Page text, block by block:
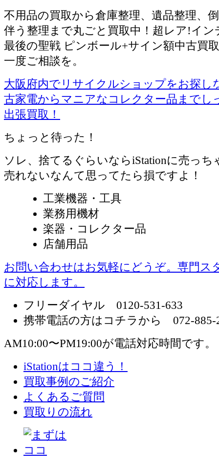
不用品の買取から倉庫整理、遺品整理、
伴う整理まで丸ごと買取中！超レア!イ
最後の聖戦 ピンボール+サイン額中古買
一度ご相談を。
大阪府内でリサイクルショップをお探し
古家電からマニアなコレクター品までし
出張買取！
ちょっと待った！
ソレ、捨てるぐらいならiStationに売っち
売れないなんて思ってたら損ですよ！
工業機器・工具
業務用機材
楽器・コレクター品
店舗用品
お問い合わせはお気軽にどうぞ。専門ス
に対応します。
フリーダイヤル 0120-531-633
携帯電話の方はコチラから 072-885-
AM10:00〜PM19:00が電話対応時間です。
iStationはココ違う！
買取事例のご紹介
よくあるご質問
買取りの流れ